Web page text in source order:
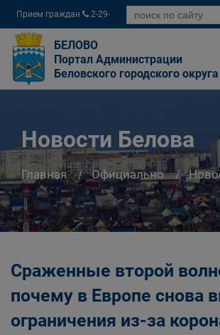
Прием граждан
2-29-
04
БЕЛОВО
Портал Администрации
Беловского городского округа
Новости Белова
Главная Официально
Сраженные второй
почему в Европе снова
ограничения из-за